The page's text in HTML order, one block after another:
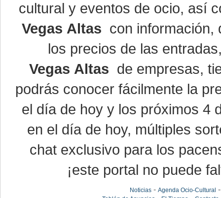
cultural y eventos de ocio, así
Vegas Altas con información,
los precios de las
Vegas Altas de empresas,
podrás conocer fácilmente la
el día de hoy y los próximos 4
en el día de hoy, múltiples
chat exclusivo para los
¡este portal no puede
Noticias -Agenda Ocio-Cultural